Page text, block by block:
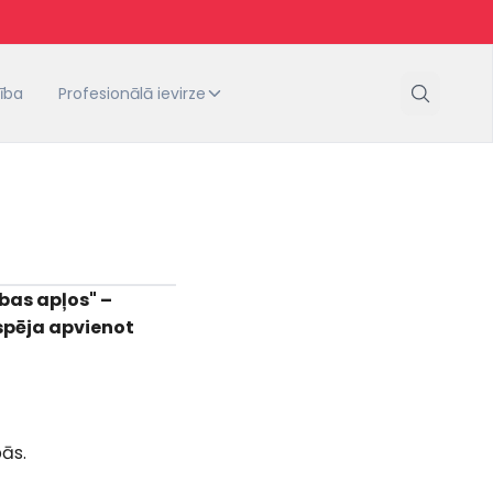
Profesionālā ievirze
apļos" –
apvienot